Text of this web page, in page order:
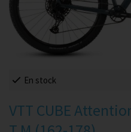
En stock
VTT CUBE